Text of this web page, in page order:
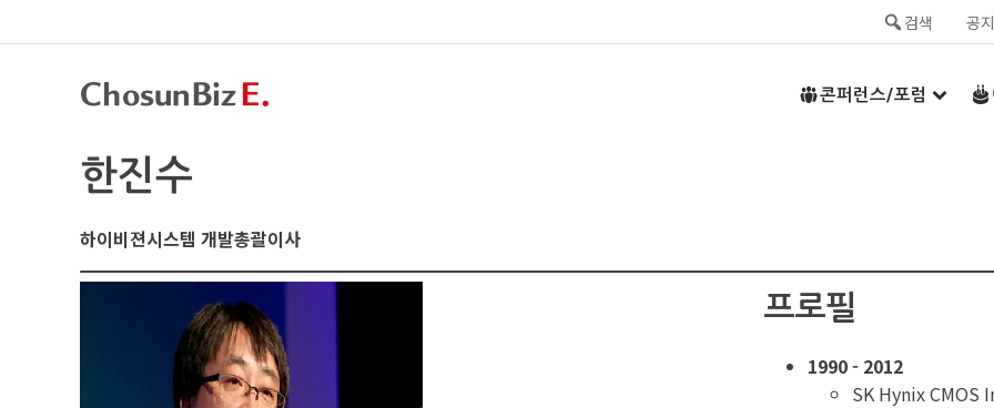
검색 공
콘퍼런스/포럼
한진수
하이비젼시스템 개발총괄이사
프로필
1990 - 2012
SK Hynix CMOS